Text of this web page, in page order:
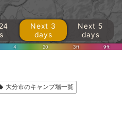
大分市のキャンプ場一覧